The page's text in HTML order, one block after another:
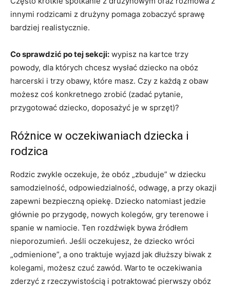
innymi rodzicami z drużyny pomaga zobaczyć sprawę
bardziej realistycznie.
Co sprawdzić po tej sekcji: wypisz na kartce trzy
powody, dla których chcesz wysłać dziecko na obóz
harcerski i trzy obawy, które masz. Czy z każdą z obaw
możesz coś konkretnego zrobić (zadać pytanie,
przygotować dziecko, doposażyć je w sprzęt)?
Różnice w oczekiwaniach dziecka i
rodzica
Rodzic zwykle oczekuje, że obóz „zbuduje” w dziecku
samodzielność, odpowiedzialność, odwagę, a przy okazji
zapewni bezpieczną opiekę. Dziecko natomiast jedzie
głównie po przygodę, nowych kolegów, gry terenowe i
spanie w namiocie. Ten rozdźwięk bywa źródłem
nieporozumień. Jeśli oczekujesz, że dziecko wróci
„odmienione”, a ono traktuje wyjazd jak dłuższy biwak z
kolegami, możesz czuć zawód. Warto te oczekiwania
zderzyć z rzeczywistością i potraktować pierwszy obóz